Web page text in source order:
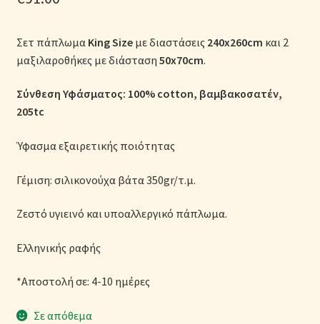
Ολοκλήρωση παραγγελίας
Όροι Χρήσης
Πληρωμές
Πολιτική cookie
Σετ πάπλωμα King Sizeμε διαστάσεις 240x260cm και 2
μαξιλαροθήκες με διάσταση 50x70cm.
Σύνθεση Υφάσματος: 100% cotton, βαμβακοσατέν,
205tc
Ύφασμα εξαιρετικής ποιότητας
Γέμιση: σιλικονούχα βάτα 350gr/τ.μ.
Ζεστό υγιεινό και υποαλλεργικό πάπλωμα.
Ελληνικής ραφής
*Αποστολή σε: 4-10 ημέρες
Σε απόθεμα